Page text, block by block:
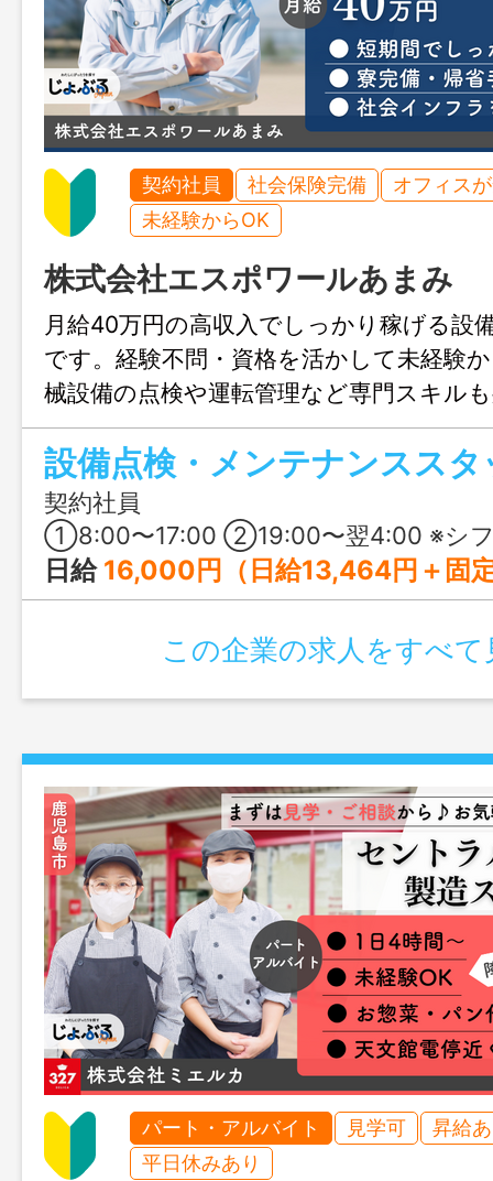
契約社員 社会保険完備
オフィス
未経験からOK
株式会社エスポワールあまみ
月給40万円の高収入でしっかり稼げる設
です。経験不問・資格を活かして未経験
械設備の点検や運転管理など専門スキル
馬毛島での勤務ですが、寮完備・帰省手
のサポートもあり、期間を決めて集中し
もおすすめです。
設備点検・メンテナンススタ
契約社員
①8:00〜17:00 ②19:00〜翌4:00 ※シフト制 ※1日の就業時間は1時間2分24秒の時間外労働を含む ※②は月5〜6日程度（
日給 16,000円（日給13,464円＋固定残業代2,536円（1時間2分24秒分）） 【月給換算（25日で算出）】 基本給：336,600円
この企業の求人をすべて
パート・アルバイト 見学可
昇給
平日休みあり